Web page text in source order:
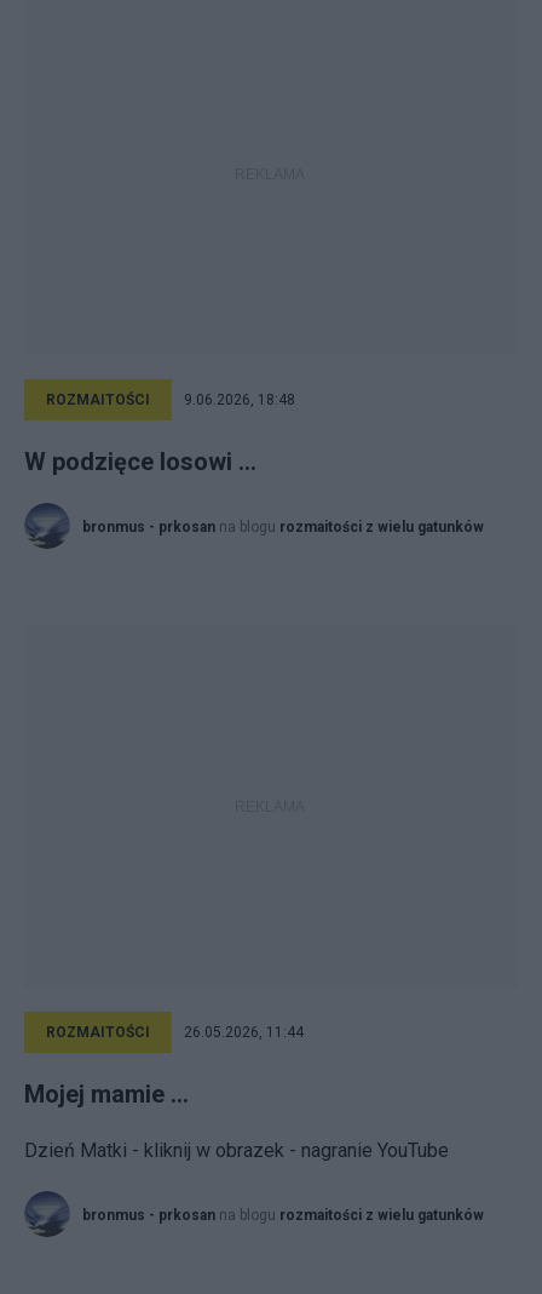
ROZMAITOŚCI 9.06.2026, 18:48
W podzięce losowi ...
bronmus - prkosan na blogu rozmaitości z wielu gatunków
ROZMAITOŚCI 26.05.2026, 11:44
Mojej mamie ...
Dzień Matki - kliknij w obrazek - nagranie YouTube
bronmus - prkosan na blogu rozmaitości z wielu gatunków